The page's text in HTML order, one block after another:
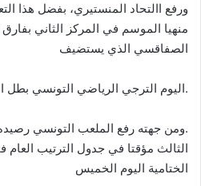
منهيا الموسم في المركز الثاني
الصفاقسي الذي يستضيف
.اليوم الترجي الرياضي التونسي بطل
الثالث مؤقتا في جدول الترتيب العام
الختامية اليوم الخميس